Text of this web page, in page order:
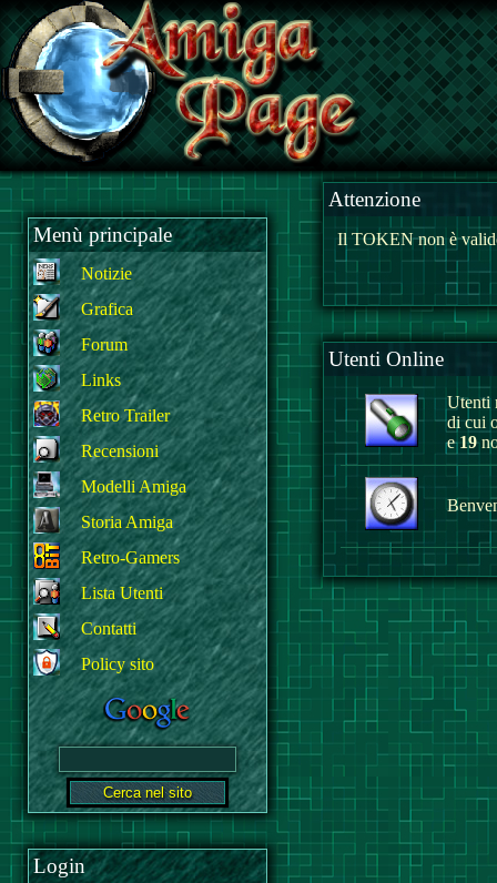
Menù principale
Notizie
Grafica
Forum
Links
Retro Trailer
Recensioni
Modelli Amiga
Storia Amiga
Retro-Gamers
Lista Utenti
Contatti
Policy sito
Login
Attenzione
Il TOKEN non è
Utenti Online
Utenti
di cui
e19